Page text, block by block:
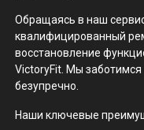
Обращаясь в наш
квалифицированный
восстановление
VictoryFit. Мы заботимся
безупречно.
Наши ключевые